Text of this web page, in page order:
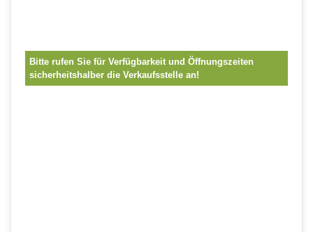
Bitte rufen Sie für Verfügbarkeit und Öffnungszeiten
sicherheitshalber die Verkaufsstelle an!